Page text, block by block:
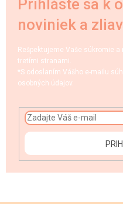
Prihláste sa k
noviniek a
Rešpektujeme Vaše súkromie
tretími stranami.
*S odoslaním Vášho e-mailu
osobných údajov.